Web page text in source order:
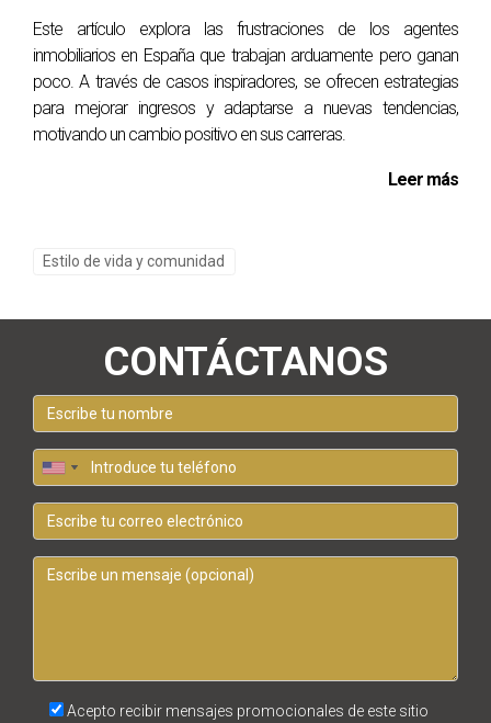
Este artículo explora las frustraciones de los agentes
inmobiliarios en España que trabajan arduamente pero ganan
poco. A través de casos inspiradores, se ofrecen estrategias
para mejorar ingresos y adaptarse a nuevas tendencias,
motivando un cambio positivo en sus carreras.
Leer más
Estilo de vida y comunidad
CONTÁCTANOS
Acepto recibir mensajes promocionales de este sitio